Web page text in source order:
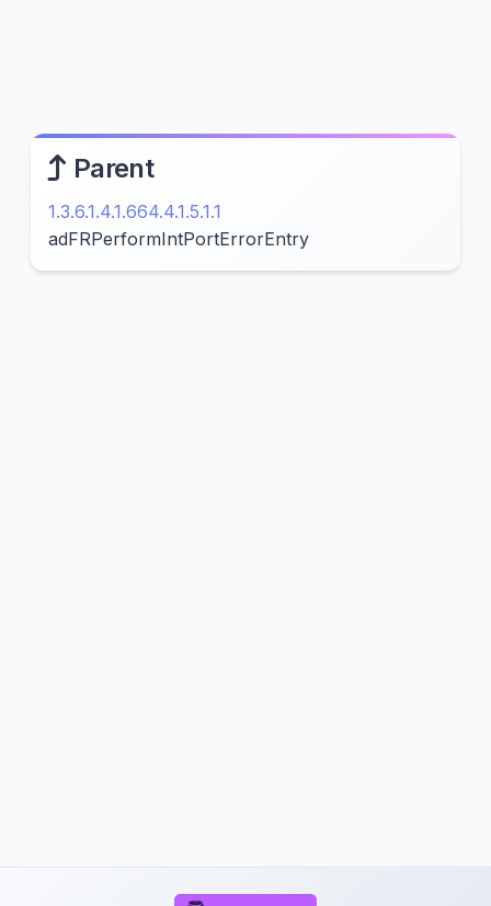
Parent
1.3.6.1.4.1.664.4.1.5.1.1
adFRPerformIntPortErrorEntry